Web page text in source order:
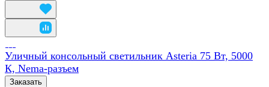
Уличный консольный светильник Asteria 75 Вт, 5000
К, Nema-разъем
Заказать